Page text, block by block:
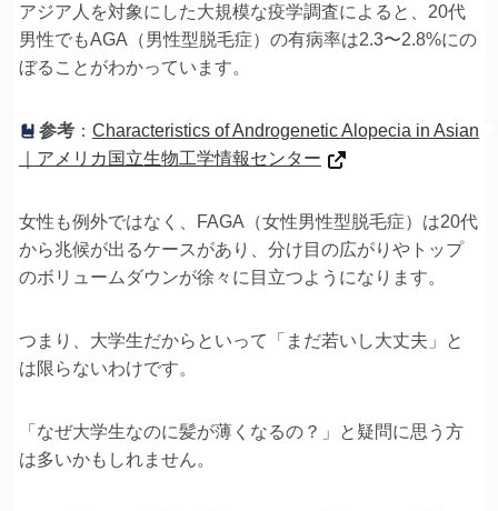
アジア人を対象にした大規模な疫学調査によると、20代
男性でもAGA（男性型脱毛症）の有病率は2.3〜2.8%にの
ぼることがわかっています。
参考 ： Characteristics of Androgenetic Alopecia in Asian
｜アメリカ国立生物工学情報センター
女性も例外ではなく、FAGA（女性男性型脱毛症）は20代
から兆候が出るケースがあり、分け目の広がりやトップ
のボリュームダウンが徐々に目立つようになります。
つまり、大学生だからといって「まだ若いし大丈夫」と
は限らないわけです。
「なぜ大学生なのに髪が薄くなるの？」と疑問に思う方
は多いかもしれません。